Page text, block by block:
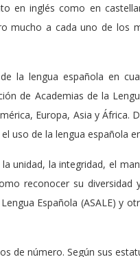
en inglés como en
mucho a cada uno de los
la lengua española en
de Academias de la
Europa, Asia y África.
uso de la lengua española
unidad, la integridad, el
reconocer su
Española (ASALE) y
de número. Según sus